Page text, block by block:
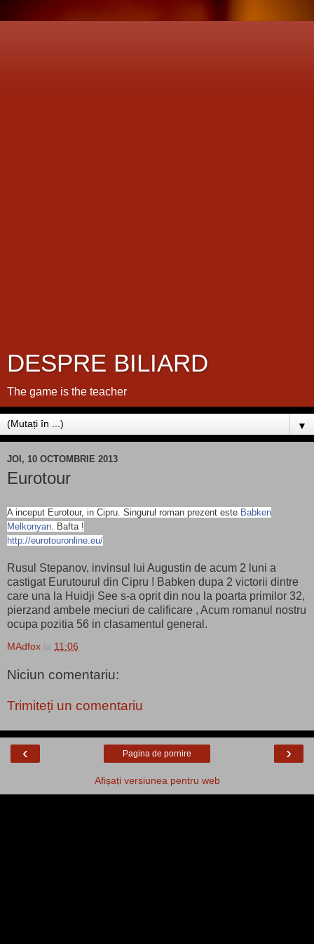
DESPRE BILIARD
The game is the teacher
▼
JOI, 10 OCTOMBRIE 2013
Eurotour
A inceput Eurotour, in Cipru. Singurul roman prezent este Babken
Melkonyan . Bafta !
http://eurotouronline.eu/
Rusul Stepanov, invinsul lui Augustin de acum 2 luni a
castigat Eurutourul din Cipru ! Babken dupa 2 victorii dintre
care una la Huidji See s-a oprit din nou la poarta primilor 32,
pierzand ambele meciuri de calificare , Acum romanul nostru
ocupa pozitia 56 in clasamentul general.
MAdfox la 11:06
Niciun comentariu:
Trimiteți un comentariu
‹ ›
Pagina de pornire
Afișați versiunea pentru web